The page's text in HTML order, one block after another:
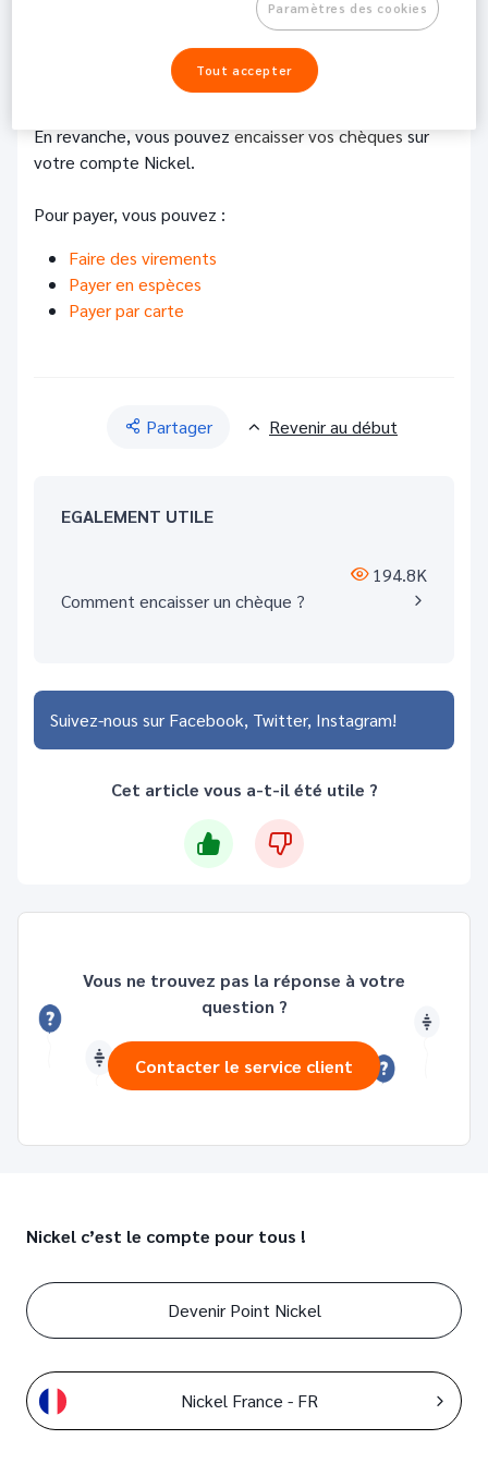
Partager
Pour le moment, Nickel ne propose pas de chéquier.
En revanche, vous pouvez encaisser vos chèques sur
votre compte Nickel.
Pour payer, vous pouvez :
Faire des virements
Payer en espèces
Payer par carte
Partager Revenir au début
EGALEMENT UTILE
Comment encaisser un chèque ?
194.8K
Suivez-nous sur Facebook Twitter Instagram
Cet article vous a-t-il été utile ?
Vous ne trouvez pas la réponse à votre
question ?
Contacter le service client
Nickel c’est le compte pour tous !
Devenir Point Nickel
Nickel France - FR
Paramètres des cookies
Tout accepter